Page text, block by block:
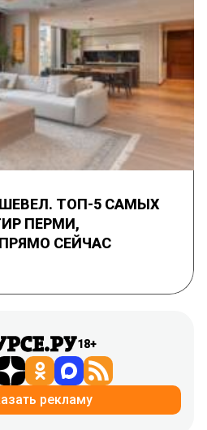
ТОП-5 САМЫХ
ПЕРМИ,
СЕЙЧАС
18+
рекламу